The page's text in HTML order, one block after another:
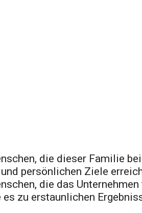
die dieser Familie
persönlichen Ziele
die das
zu erstaunlichen